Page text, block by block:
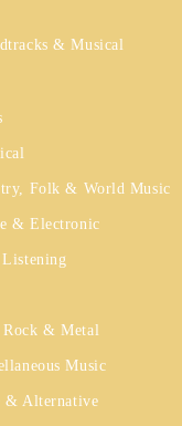
& Musical
Folk & World Music
& Electronic
Listening
Rock & Metal
Music
& Alternative